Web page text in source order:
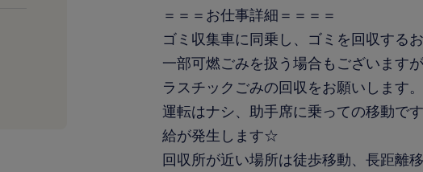
＝＝＝お仕事詳細＝＝＝＝
ゴミ収集車に同乗し、ゴミを回収する
一部可燃ごみを扱う場合もございます
ラスチックごみの回収をお願いします
運転はナシ、助手席に乗っての移動で
給が発生します☆
回収所が近い場所は徒歩移動、長距離